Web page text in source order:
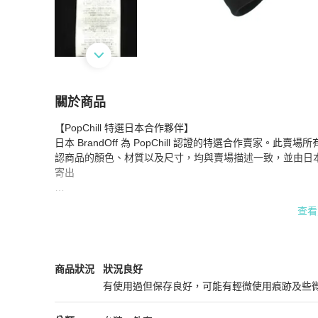
關於商品
關於FENDI 披肩 其他外套 羊絨 黑色 二手 女款
【PopChill 特選日本合作夥伴】
日本 BrandOff 為 PopChill 認證的特選合作賣家。此賣場
認商品的顏色、材質以及尺寸，均與賣場描述一致，並由
寄出
★ 日本 BrandOff 公司販售，並非 PopChill 轉售商品給您。
產品編號：2104102489683
查
商品狀況
Fendi女裝 商品狀態與細節
狀況良好
有使用過但保存良好，可能有輕微使用痕跡及些
狀況良好